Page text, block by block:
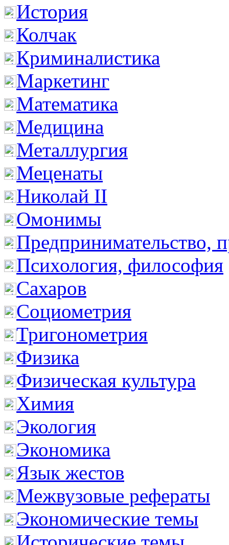
История
Колчак
Криминалистика
Маркетинг
Математика
Медицина
Металлургия
Меценаты
Николай II
Омонимы
Предпринимательство,
Психология, философия
Сахаров
Социометрия
Тригонометрия
Физика
Физическая культура
Химия
Экология
Экономика
Язык жестов
Межвузовые рефераты
Экономические темы